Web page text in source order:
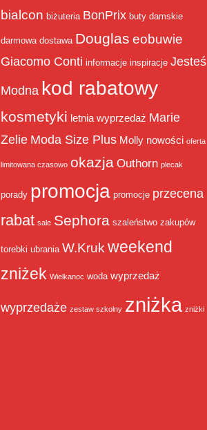
bialcon biżuteria BonPrix buty damskie
darmowa dostawa Douglas eobuwie
Giacomo Conti informacje inspiracje Jesteś
Modna kod rabatowy
kosmetyki letnia wyprzedaż Marie
Zelie Moda Size Plus Molly nowości oferta
limitowana czasowo okazja Outhorn plecak
porady promocja promocje przecena
rabat sale Sephora szaleństwo zakupów
torebki ubrania W.Kruk weekend
zniżek Wielkanoc woda wyprzedaż
wyprzedaże zestaw szkolny zniżka zniżki